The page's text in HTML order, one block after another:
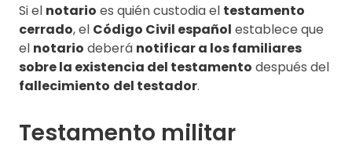
Si el notario es quién custodia el testamento
cerrado, el Código Civil español establece que
el notario deberá notificar a los familiares
sobre la existencia del testamento después del
fallecimiento del testador.
Testamento militar